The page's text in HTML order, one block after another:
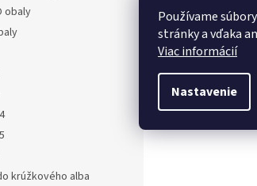
Používame
stránky a vďaka
Viac informácií
Nastavenie
obaly
krúžkového alba